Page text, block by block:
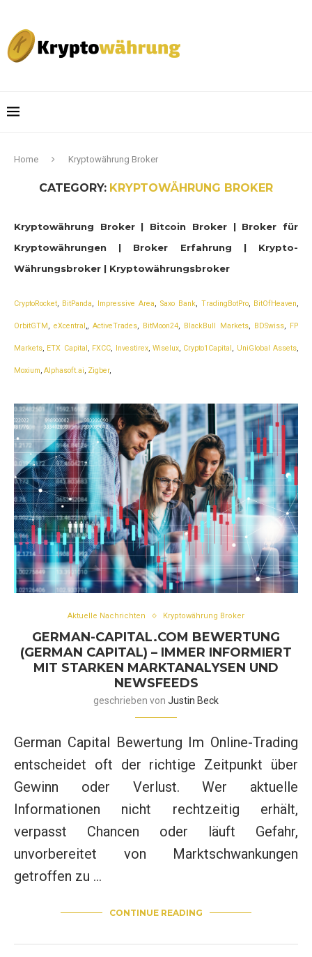
Home Kryptowährung Broker
CATEGORY: KRYPTOWÄHRUNG BROKER
Kryptowährung Broker | Bitcoin Broker | Broker für
Kryptowährungen | Broker Erfahrung | Krypto-
Währungsbroker | Kryptowährungsbroker
CryptoRocket, BitPanda, Impressive Area, Saxo Bank, TradingBotPro, BitOfHeaven,
OrbitGTM, eXcentral,, ActiveTrades, BitMoon24, BlackBull Markets, BDSwiss, FP
Markets, ETX Capital, FXCC, Investirex, Wiselux, Crypto1Capital, UniGlobal Assets,
Moxium, Alphasoft.ai, Zigber,
Aktuelle Nachrichten Kryptowährung Broker
GERMAN-CAPITAL.COM BEWERTUNG
(GERMAN CAPITAL) – IMMER INFORMIERT
MIT STARKEN MARKTANALYSEN UND
NEWSFEEDS
geschrieben von Justin Beck
German Capital Bewertung Im Online-Trading
entscheidet oft der richtige Zeitpunkt über
Gewinn oder Verlust. Wer aktuelle
Informationen nicht rechtzeitig erhält,
verpasst Chancen oder läuft Gefahr,
unvorbereitet von Marktschwankungen
getroffen zu …
CONTINUE READING